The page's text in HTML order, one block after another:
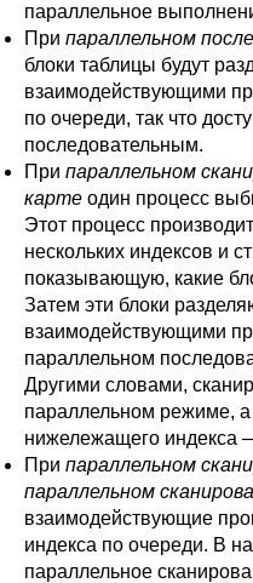
параллельное
При параллельном
блоки таблицы будут
взаимодействующими
по очереди, так что
последовательным.
При параллельном
карте один процесс
Этот процесс
нескольких индексов и
показывающую, какие
Затем эти блоки
взаимодействующими
параллельном
Другими словами,
параллельном режиме,
нижележащего индекса
При параллельном
параллельном
взаимодействующие
индекса по очереди. В
параллельное